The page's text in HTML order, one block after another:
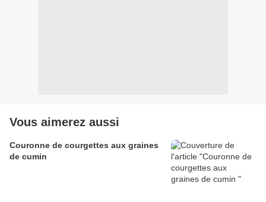
Vous aimerez aussi
Couronne de courgettes aux graines
de cumin